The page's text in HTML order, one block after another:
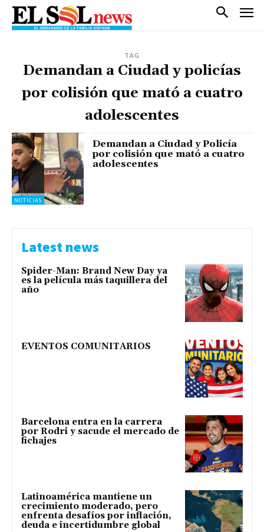
TAG
Demandan a Ciudad y policías
por colisión que mató a cuatro
adolescentes
NOTICIAS
Demandan a Ciudad y Policía
por colisión que mató a cuatro
adolescentes
Latest news
Spider-Man: Brand New Day ya
es la película más taquillera del
año
EVENTOS COMUNITARIOS
Barcelona entra en la carrera
por Rodri y sacude el mercado de
fichajes
Latinoamérica mantiene un
crecimiento moderado, pero
enfrenta desafíos por inflación,
deuda e incertidumbre global